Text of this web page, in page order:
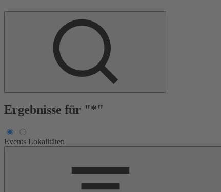
Ergebnisse für "*"
Events Lokalitäten